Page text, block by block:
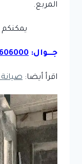
المربع.
يمكنكم
جـــوال:
اقرأ أيضا: صيانة